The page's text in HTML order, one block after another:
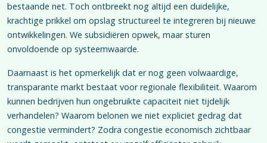
bestaande net. Toch ontbreekt nog altijd een duidelijke,
krachtige prikkel om opslag structureel te integreren bij nieuwe
ontwikkelingen. We subsidiëren opwek, maar sturen
onvoldoende op systeemwaarde.
Daarnaast is het opmerkelijk dat er nog geen volwaardige,
transparante markt bestaat voor regionale flexibiliteit. Waarom
kunnen bedrijven hun ongebruikte capaciteit niet tijdelijk
verhandelen? Waarom belonen we niet expliciet gedrag dat
congestie vermindert? Zodra congestie economisch zichtbaar